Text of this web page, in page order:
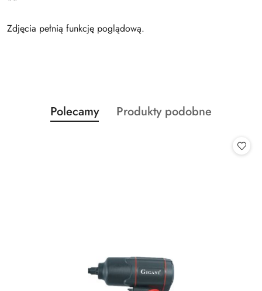
Zdjęcia pełnią funkcję poglądową.
Pomiń karuzelę produktów
Produkty
o
Polecamy
Produkty
Produkty podobne